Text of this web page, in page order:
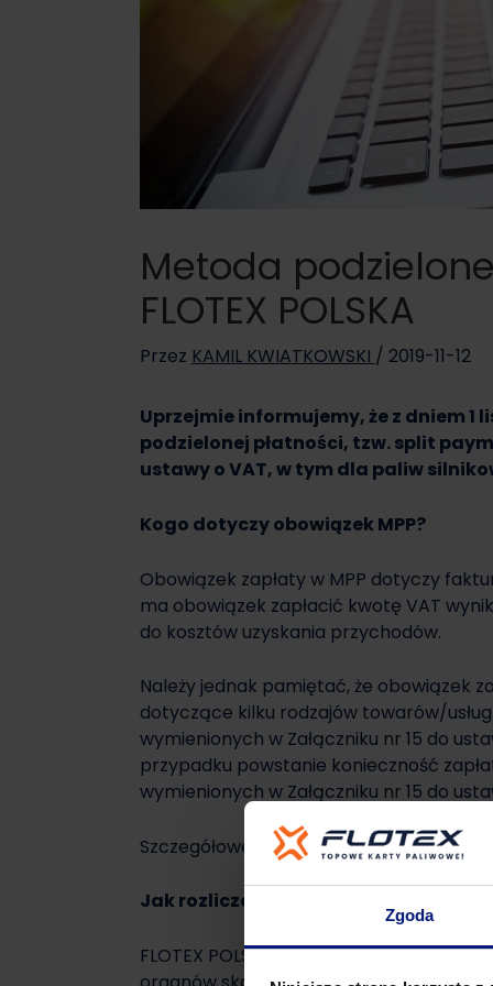
Zgoda
Metoda
FLOTEX POLSKA
Przez KAMIL KWIATKOWSKI / 2019-11-12
Uprzejmie informujemy, że z dniem
podzielonej płatności, tzw. split
ustawy o VAT, w tym dla paliw
Kogo dotyczy obowiązek MPP?
Obowiązek zapłaty w MPP dotyczy
ma obowiązek zapłacić kwotę VAT
do kosztów uzyskania przychodów.
Należy jednak pamiętać, że obowiązek
dotyczące kilku rodzajów towarów/
wymienionych w Załączniku nr 15 do
przypadku powstanie konieczność
wymienionych w Załączniku nr 15 do
Szczegółowe informacje na temat MPP
Jak rozliczać karty paliwowe przez
FLOTEX POLSKA stworzył